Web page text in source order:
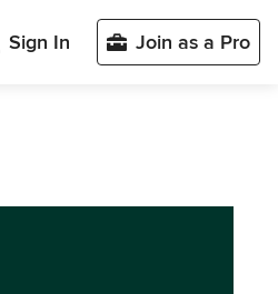
Sign In Join as a Pro